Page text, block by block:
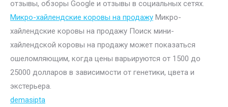
отзывы, обзоры Google и отзывы в социальных сетях.
Микро-хайлендские коровы на продажу Микро-
хайлендские коровы на продажу Поиск мини-
хайлендской коровы на продажу может показаться
ошеломляющим, когда цены варьируются от 1500 до
25000 долларов в зависимости от генетики, цвета и
экстерьера.
demasipta